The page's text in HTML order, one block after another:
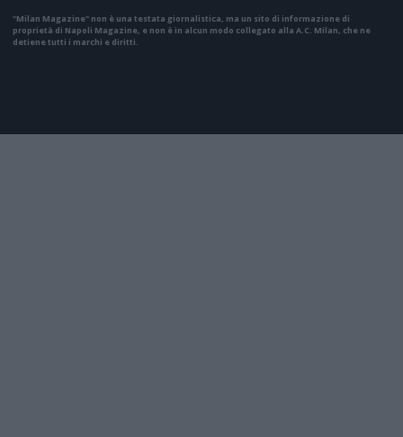
"Milan Magazine" non è una testata giornalistica, ma un sito di informazione di
proprietà di Napoli Magazine, e non è in alcun modo collegato alla A.C. Milan, che ne
detiene tutti i marchi e diritti.